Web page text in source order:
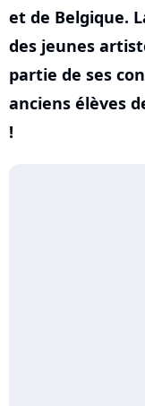
et de Belgique.
des jeunes
partie de ses
anciens élèves
!